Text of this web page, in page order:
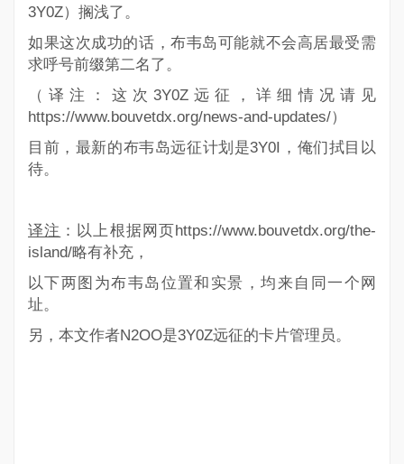
3Y0Z）搁浅了。
如果这次成功的话，布韦岛可能就不会高居最受需
求呼号前缀第二名了。
（译注：这次3Y0Z远征，详细情况请见
https://www.bouvetdx.org/news-and-updates/）
目前，最新的布韦岛远征计划是3Y0I，俺们拭目以
待。
译注 ：以上根据网页https://www.bouvetdx.org/the-
island/略有补充，
以下两图为布韦岛位置和实景，均来自同一个网
址。
另，本文作者N2OO是3Y0Z远征的卡片管理员。